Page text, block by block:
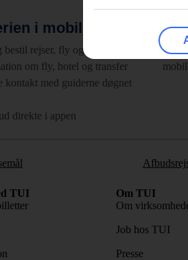
i mobilen. Hent TUI-
bestil rejser, fly og hotel
om fly, hotel og transfer
kontakt med guiderne døgnet
direkte i appen
Scan
TUI
Om TUI
Om
Job hos TUI
Presse